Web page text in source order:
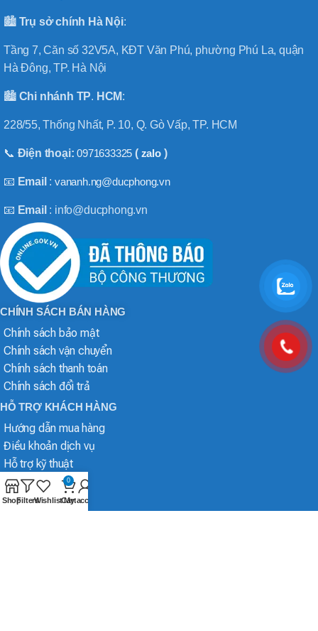
🏙️ Trụ sở chính Hà Nội:
Tầng 7, Căn số 32V5A, KĐT Văn Phú, phường Phú La, quận
Hà Đông, TP. Hà Nội
🏙️ Chi nhánh TP. HCM:
228/55, Thống Nhất, P. 10, Q. Gò Vấp, TP. HCM
📞 Điện thoại:0971633325 ( zalo)
📧 Email :vananh.ng@ducphong.vn
📧 Email : info@ducphong.vn
CHÍNH SÁCH BÁN HÀNG
Chính sách bảo mật
Chính sách vận chuyển
Chính sách thanh toán
Chính sách đổi trả
HỖ TRỢ KHÁCH HÀNG
Hướng dẫn mua hàng
Điều khoản dịch vụ
Hỗ trợ kỹ thuật
ShopFiltersWishlist
0
Cart
My account